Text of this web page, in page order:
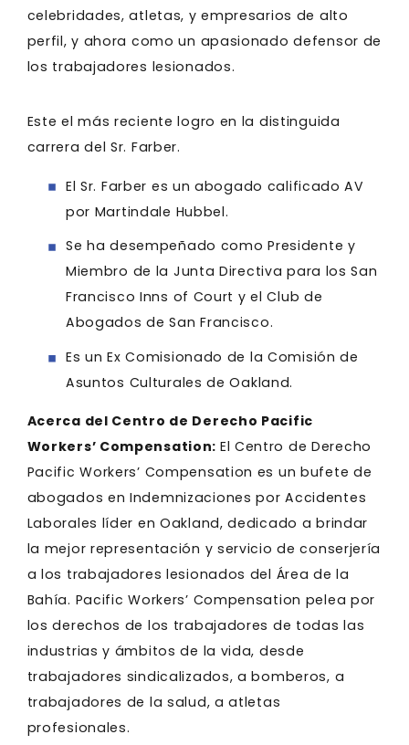
celebridades, atletas, y empresarios de alto
perfil, y ahora como un apasionado defensor de
los trabajadores lesionados.
Este el más reciente logro en la distinguida
carrera del Sr. Farber.
El Sr. Farber es un abogado calificado AV
por Martindale Hubbel.
Se ha desempeñado como Presidente y
Miembro de la Junta Directiva para los San
Francisco Inns of Court y el Club de
Abogados de San Francisco.
Es un Ex Comisionado de la Comisión de
Asuntos Culturales de Oakland.
Acerca del Centro de Derecho Pacific
Workers’ Compensation: El Centro de Derecho
Pacific Workers’ Compensation es un bufete de
abogados en Indemnizaciones por Accidentes
Laborales líder en Oakland, dedicado a brindar
la mejor representación y servicio de conserjería
a los trabajadores lesionados del Área de la
Bahía. Pacific Workers’ Compensation pelea por
los derechos de los trabajadores de todas las
industrias y ámbitos de la vida, desde
trabajadores sindicalizados, a bomberos, a
trabajadores de la salud, a atletas
profesionales.